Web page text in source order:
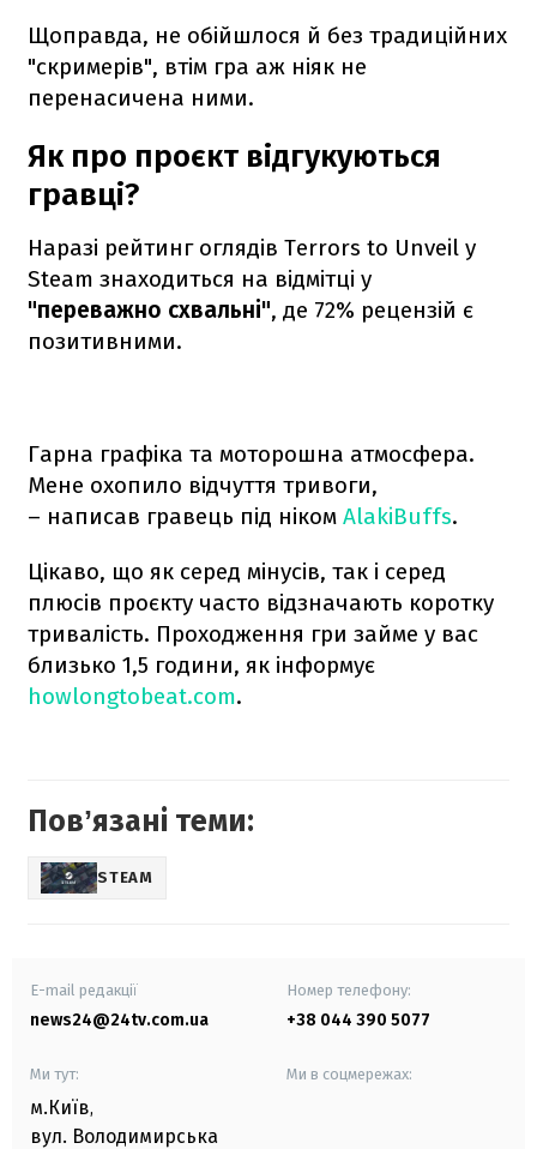
Щоправда, не обійшлося й без традиційних
"скримерів", втім гра аж ніяк не
перенасичена ними.
Як про проєкт відгукуються
гравці?
Наразі рейтинг оглядів Terrors to Unveil у
Steam знаходиться на відмітці у
"переважно схвальні", де 72% рецензій є
позитивними.
Гарна графіка та моторошна атмосфера.
Мене охопило відчуття тривоги,
– написав гравець під ніком AlakiBuffs.
Цікаво, що як серед мінусів, так і серед
плюсів проєкту часто відзначають коротку
тривалість. Проходження гри займе у вас
близько 1,5 години, як інформує
howlongtobeat.com.
Повʼязані теми:
STEAM
E-mail редакції
news24@24tv.com.ua
Номер телефону:
+38 044 390 5077
Ми тут:
м.Київ,
вул. Володимирська
Ми в соцмережах: